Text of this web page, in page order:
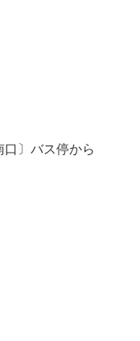
〕バス停から